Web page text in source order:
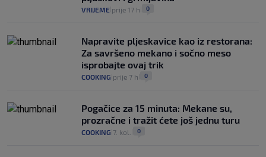
VRIJEME prije 17 h 0
Napravite pljeskavice kao iz restorana:
Za savršeno mekano i sočno meso
isprobajte ovaj trik
COOKING prije 7 h 0
Pogačice za 15 minuta: Mekane su,
prozračne i tražit ćete još jednu turu
COOKING 7. kol. 0